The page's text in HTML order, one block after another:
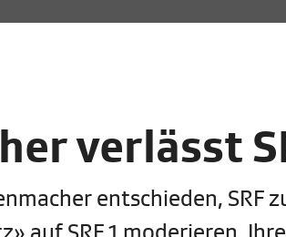
verlässt
entschieden, SRF